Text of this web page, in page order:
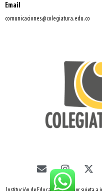
Email
comunicaciones@colegiatura.edu.co